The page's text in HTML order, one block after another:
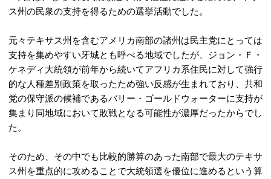
ス州の民衆の支持を得るための選挙活動でした。
元々テキサス州を含むアメリカ南部の諸州は民主党にとっては
支持を集めやすい牙城とも呼べる地域でしたが、ジョン・Ｆ・
ケネディ大統領が前年から続いてアフリカ系住民に対して強行
的な人種差別政策を取ったため強い反感が生まれており、共和
党の保守派の候補であるバリー・ゴールドウォーターに支持が
集まり同地域において敗戦となる可能性が濃厚だったからでし
た。
そのため、その中でも比較的勝算のあった南部で最大のテキサ
ス州を重点的に攻めることで大統領選を優位に進めるという算